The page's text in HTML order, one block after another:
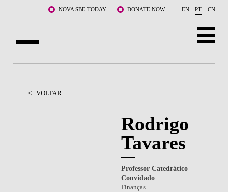
Saltar para o conteúdo principalNOVA SBE TODAY DONATE NOW EN PT CN
CURSOS
< VOLTAR
Rodrigo
Tavares
Professor Catedrático
Convidado
Finanças